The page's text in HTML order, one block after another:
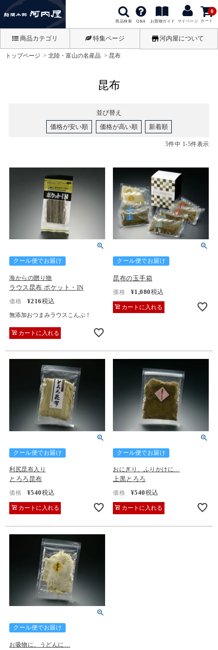
商品検索 Q&A お買物ガイド マイページ カート
0
商品カテゴリ 特集ページ 河内屋について
トップページ 北陸・富山の名産品 昆布
昆布
並び替え
価格が安い順
価格が高い順 新着順
5件中 1-5件表示
クール便でお届け
海からの贈り物
ラウス昆布 ポケット・IN
価格 ¥216税込
無添加おつまみラウスこんぶ！
カートに入れる
クール便でお届け
昆布の玉手箱
価格 ¥1,080税込
カートに入れる
クール便でお届け
利尻昆布入り
とろろ昆布
価格 ¥540税込
カートに入れる
クール便でお届け
おにぎり、ふりかけに…
上黒とろろ
価格 ¥540税込
カートに入れる
クール便でお届け
お吸物に、うどんに…